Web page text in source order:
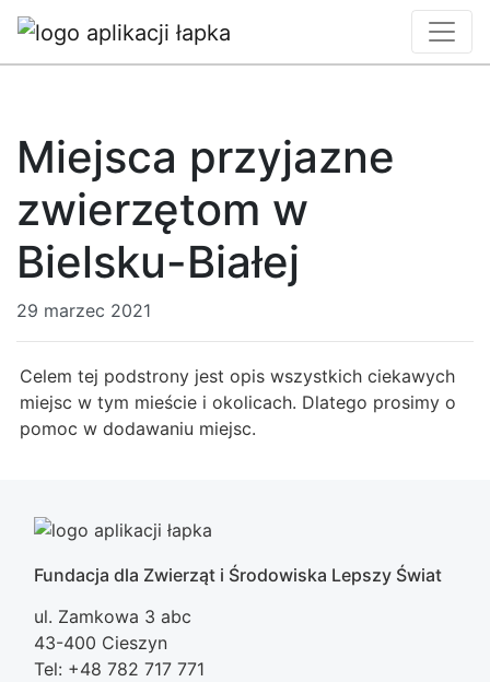
Miejsca przyjazne
zwierzętom w
Bielsku-Białej
29 marzec 2021
Celem tej podstrony jest opis wszystkich ciekawych
miejsc w tym mieście i okolicach. Dlatego prosimy o
pomoc w dodawaniu miejsc.
Fundacja dla Zwierząt i Środowiska Lepszy Świat
ul. Zamkowa 3 abc
43-400 Cieszyn
Tel: +48 782 717 771